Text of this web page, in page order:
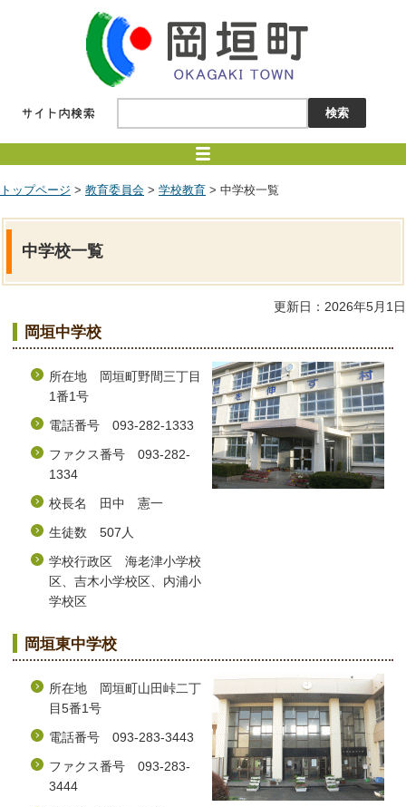
トップページ > 教育委員会 > 学校教育 > 中学校一覧
中学校一覧
更新日：2026年5月1日
岡垣中学校
所在地 岡垣町野間三丁目
1番1号
電話番号 093-282-1333
ファクス番号 093-282-
1334
校長名 田中 憲一
生徒数 507人
学校行政区 海老津小学校
区、吉木小学校区、内浦小
学校区
岡垣東中学校
所在地 岡垣町山田峠二丁
目5番1号
電話番号 093-283-3443
ファクス番号 093-283-
3444